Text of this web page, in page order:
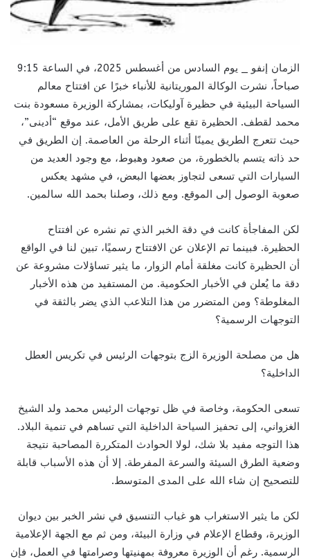
الزمان إنفو _ يوم السادس من أغسطس 2025، في الساعة 9:15
صباحاً، نشرت الوكالة الموريتانية للأنباء خبرًا عن افتتاح معالم
السياحة البيئية في حظيرة آوليكات، بمشاركة الوزيرة مسعودة بنت
محمد لقطف. الحظيرة تقع على طريق الأمل، عند موقع “أدينى”،
حيث تتعرج الطريق يمينًا أثناء الرحلة من العاصمة. إن الطريق في
حد ذاته يتسم بالخطورة، من صعود وهبوط، مع وجود العديد من
السيارات التي تسعى لتجاوز بعضها البعض، في مشهد يعكس
صعوبة الوصول إلى الموقع. ومع ذلك، وصلنا بحمد الله سالمين.
لكن المفاجأة كانت في دقة الخبر الذي تم نشره عن افتتاح
الحظيرة. فبينما تم الإعلان عن الافتتاح رسميًا، تبين لنا في الواقع
أن الحظيرة كانت مغلقة أمام الزوار، ما يثير تساؤلات مشروعة عن
دقة ما يُعلن في الأخبار الحكومية. من المستفيد من هذه الأخبار
المغلوطة؟ ومن المتضرر من هذا التلاعب الذي يضر بالثقة في
التوجهات الرسمية؟
هل من مصلحة الوزيرة الزج بتوجهات الرئيس في تكريس العطل
الداخلية؟
تسعى الحكومة، وخاصة في ظل توجهات الرئيس محمد ولد الشيخ
الغزواني، إلى تحفيز السياحة الداخلية التي تساهم في تنمية البلاد.
هذا التوجه مفيد بلا شك، لولا الحوادث المتكررة المصاحبة نتيجة
وضعية الطرق السيئة والسرعة المفرطة. إلا أن هذه الأسباب قابلة
للتصحيح إن شاء الله على المدى المتوسط.
لكن ما يثير الاستغراب هو غياب التنسيق في نشر الخبر بين ديوان
الوزيرة، وقطاع الإعلام في وزارة البيئة، ومن ثم مع الجهة الإعلامية
الرسمية. رغم أن الوزيرة معروفة بمهنيتها وصرامتها في العمل، فإن